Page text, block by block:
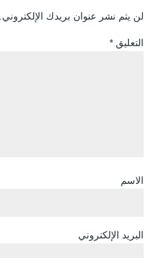
لن يتم نشر عنوان بريدك الإلكتروني.
التعليق *
الاسم
البريد الإلكتروني